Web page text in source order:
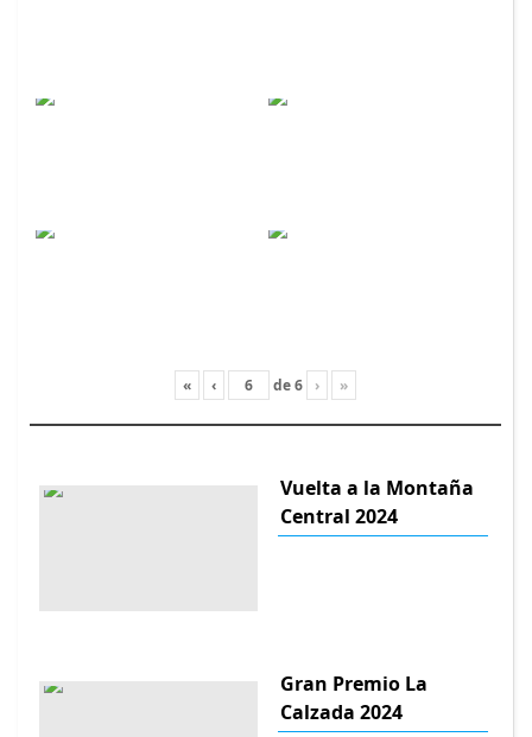
« ‹ de6 › »
Vuelta a la Montaña
Central 2024
Gran Premio La
Calzada 2024